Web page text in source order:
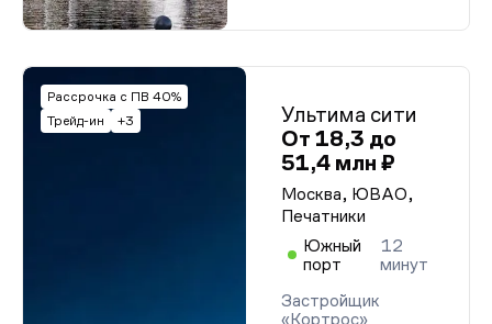
Рассрочка с ПВ 40%
Трейд-ин
+3
Ультима сити
От 18,3 до
51,4 млн ₽
Москва, ЮВАО,
Печатники
Южный
порт
12
минут
Застройщик
«Кортрос»